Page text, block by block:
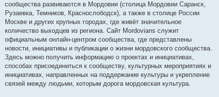
сообщества развиваются в Мордовии (столица Мордовии Саранск,
Рузаевка, Темников, Краснослободск), а также в столице России
Москве и других крупных городах, где живёт значительное
количество выходцев из региона. Сайт Mordovians служит
официальным онлайн-центром сообщества, где представлены
новости, инициативы и публикации о жизни мордовского сообщества.
Здесь можно получить информацию о проектах и инициативах,
способах присоединиться к сообществу, культурных мероприятиях и
инициативах, направленных на поддержание культуры и укрепление
связей между людьми, которым дорога мордовская культура.